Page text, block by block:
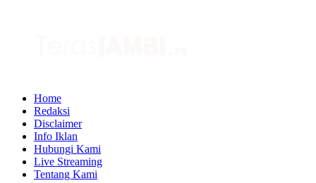
Home
Redaksi
Disclaimer
Info Iklan
Hubungi Kami
Live Streaming
Tentang Kami